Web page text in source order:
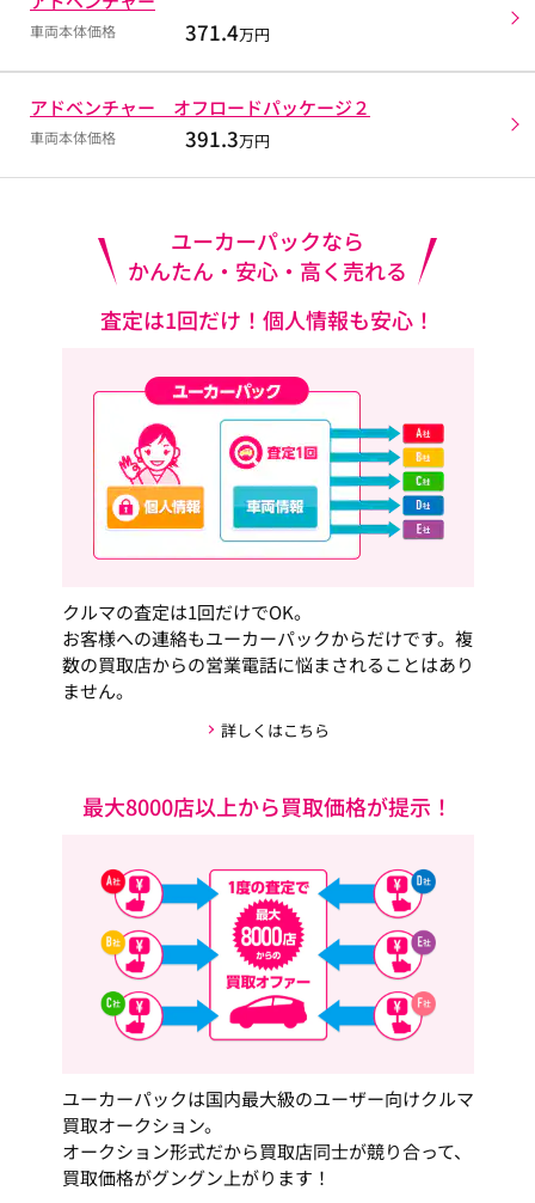
車両本体価格 371.4万円
アドベンチャー オフロードパッケージ２
車両本体価格 391.3万円
ユーカーパックなら
かんたん・安心・高く売れる
査定は1回だけ！個人情報も安心！
クルマの査定は1回だけでOK。
お客様への連絡もユーカーパックからだけです。複
数の買取店からの営業電話に悩まされることはあり
ません。
詳しくはこちら
最大8000店以上から買取価格が提示！
ユーカーパックは国内最大級のユーザー向けクルマ
買取オークション。
オークション形式だから買取店同士が競り合って、
買取価格がグングン上がります！